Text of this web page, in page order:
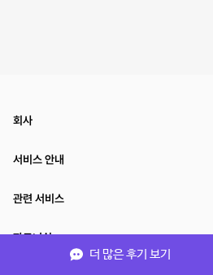
더 많은 후기 보기
회사
서비스 안내
관련 서비스
파트너쉽